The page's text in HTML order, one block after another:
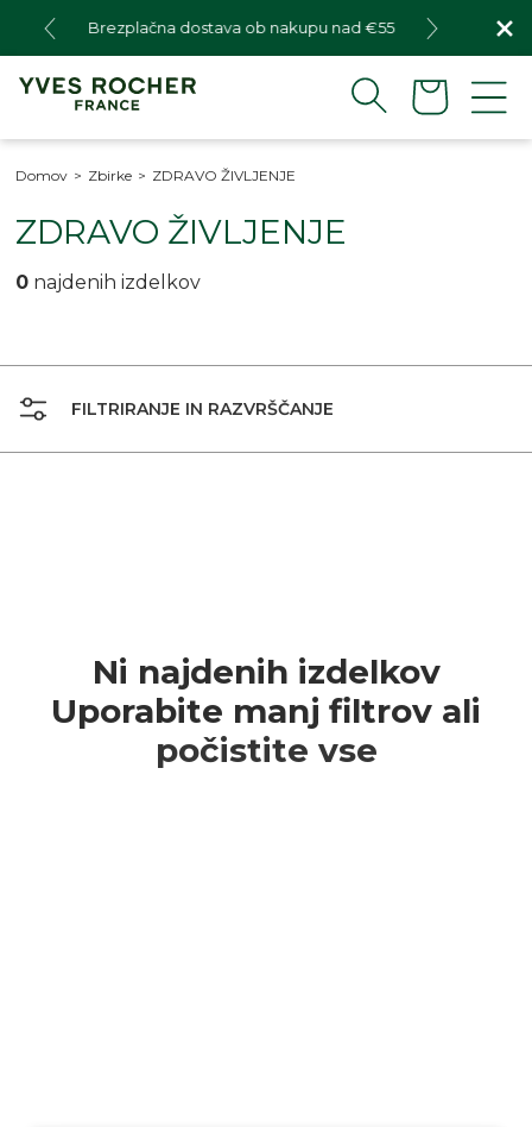
vsebino
Brezplačna dostava ob nakupu nad €55
Domov > Zbirke > ZDRAVO ŽIVLJENJE
Z
b
k
a
:
ZDRAVO ŽIVLJENJE
0 najdenih izdelkov
FILTRIRANJE IN RAZVRŠČANJE
Ni najdenih izdelkov
Uporabite manj filtrov ali
počistite vse